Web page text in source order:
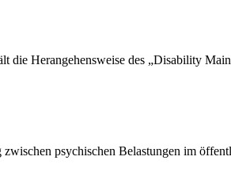
Herangehensweise des „Disability
psychischen Belastungen im